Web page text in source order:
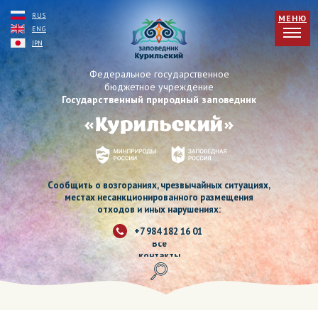
Федеральное государственное
RUS
ENG
JPN
Все
контакты
Сообщить о возгораниях, чрезвычайных ситуациях,
местах несанкционированного размещения
отходов и иных нарушениях:
+7 984 182 16 01
бюджетное учреждение
Государственный природный заповедник
МЕНЮ